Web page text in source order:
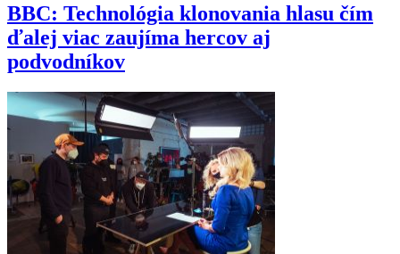
BBC: Technológia klonovania hlasu čím
ďalej viac zaujíma hercov aj
podvodníkov